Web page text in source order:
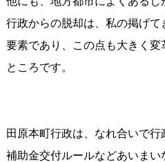
行政からの脱却は、私の掲げ
要素であり、この点も大きく
ところです。
田原本町行政は、なれ合いで行
補助金交付ルールなどあいまい